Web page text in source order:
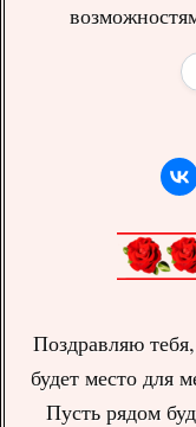
Поздравляю
будет место для
Пусть рядом